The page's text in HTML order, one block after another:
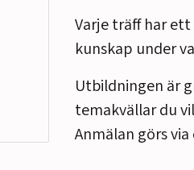
Varje träff har
kunskap under
Utbildningen är
temakvällar du
Anmälan görs